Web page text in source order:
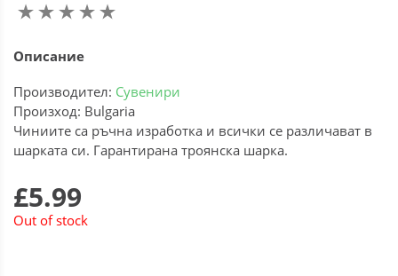
Описание
Производител: Сувенири
Произход: Bulgaria
Чиниите са ръчна изработка и всички се различават в
шарката си. Гарантирана троянска шарка.
£5.99
Out of stock